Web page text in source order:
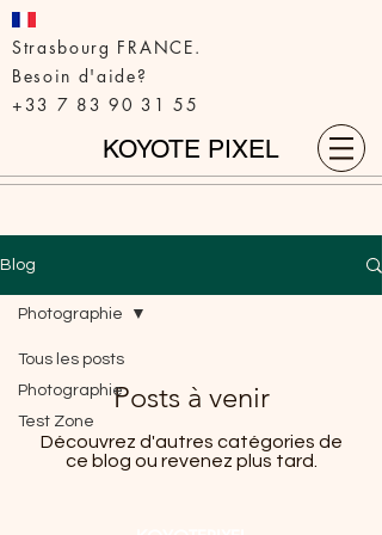
Strasbourg FRANCE.
Besoin d'aide?
+33 7 83 90 31 55
KOYOTE PIXEL
Blog
Tous les posts
Photographie
Test Zone
Photographie
Posts à venir
Découvrez d'autres catégories de
ce blog ou revenez plus tard.